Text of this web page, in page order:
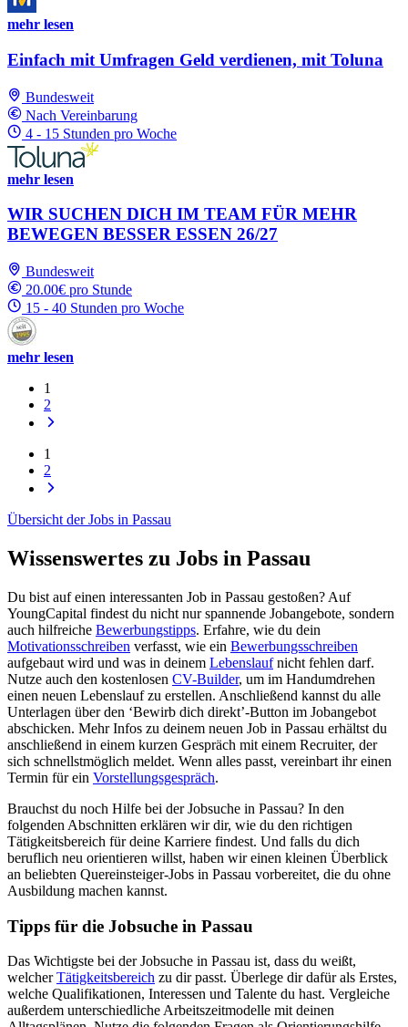
mehr lesen
Einfach mit Umfragen Geld verdienen, mit Toluna
Bundesweit
Nach Vereinbarung
4 - 15 Stunden pro Woche
mehr lesen
WIR SUCHEN DICH IM TEAM FÜR MEHR
BEWEGEN BESSER ESSEN 26/27
Bundesweit
20.00€ pro Stunde
15 - 40 Stunden pro Woche
mehr lesen
1
2
1
2
Übersicht der Jobs in Passau
Wissenswertes zu Jobs in Passau
Du bist auf einen interessanten Job in Passau gestoßen? Auf
YoungCapital findest du nicht nur spannende Jobangebote, sondern
auch hilfreiche Bewerbungstipps. Erfahre, wie du dein
Motivationsschreiben verfasst, wie ein Bewerbungsschreiben
aufgebaut wird und was in deinem Lebenslaufnicht fehlen darf.
Nutze auch den kostenlosen CV-Builder, um im Handumdrehen
einen neuen Lebenslauf zu erstellen. Anschließend kannst du alle
Unterlagen über den ‘Bewirb dich direkt’-Button im Jobangebot
abschicken. Mehr Infos zu deinem neuen Job in Passau erhältst du
anschließend in einem kurzen Gespräch mit einem Recruiter, der
sich schnellstmöglich meldet. Wenn alles passt, vereinbart ihr einen
Termin für ein Vorstellungsgespräch.
Brauchst du noch Hilfe bei der Jobsuche in Passau? In den
folgenden Abschnitten erklären wir dir, wie du den richtigen
Tätigkeitsbereich für deine Karriere findest. Und falls du dich
beruflich neu orientieren willst, haben wir einen kleinen Überblick
an beliebten Quereinsteiger-Jobs in Passau vorbereitet, die du ohne
Ausbildung machen kannst.
Tipps für die Jobsuche in Passau
Das Wichtigste bei der Jobsuche in Passau ist, dass du weißt,
welcherTätigkeitsbereich zu dir passt. Überlege dir dafür als Erstes,
welche Qualifikationen, Interessen und Talente du hast. Vergleiche
außerdem unterschiedliche Arbeitszeitmodelle mit deinen